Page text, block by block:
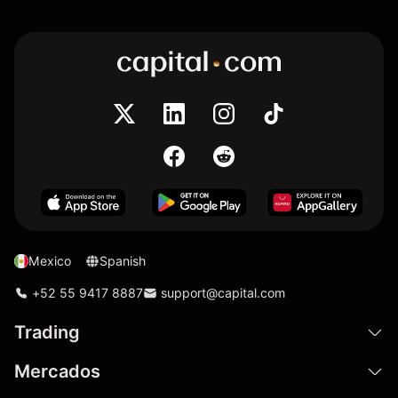
Mexico Spanish
+52 55 9417 8887 support@capital.com
Trading
Mercados